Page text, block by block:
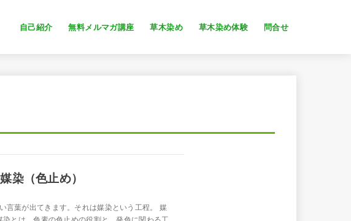
自己紹介 無料メルマガ講座 草木染め 草木染め体験 問合せ
染（色止め）
言葉が出てきます。それは媒染という工程。 媒